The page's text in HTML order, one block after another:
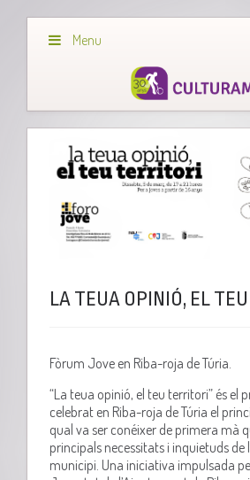
Menu
LA TEUA OPINIÓ, EL
Fòrum Jove en Riba-roja de Túria.
“La teua opinió, el teu territori” és el
celebrat en Riba-roja de Túria el
qual va ser conéixer de primera mà
principals necessitats i inquietuds de
municipi. Una iniciativa impulsada